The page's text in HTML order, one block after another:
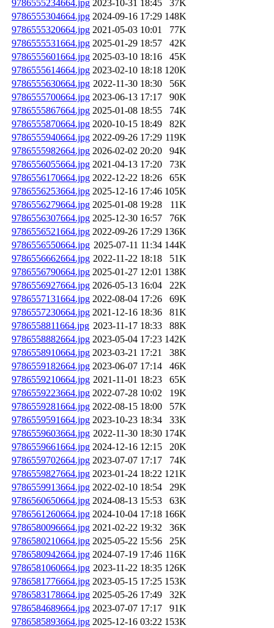
9786555234664.jpg 2023-10-31 18:45
37K
9786555304664.jpg 2024-09-16 17:29 148K
9786555320664.jpg 2021-05-03 10:01
77K
9786555531664.jpg 2025-01-29 18:57
42K
9786555601664.jpg 2025-03-10 18:16
45K
9786555614664.jpg 2023-02-10 18:18 120K
9786555630664.jpg 2022-11-30 18:30
56K
9786555700664.jpg 2023-06-13 17:17
90K
9786555867664.jpg 2025-01-08 18:55
74K
9786555870664.jpg 2020-10-15 18:49
82K
9786555940664.jpg 2022-09-26 17:29 119K
9786555982664.jpg 2026-02-02 20:20
94K
9786556055664.jpg 2021-04-13 17:20
73K
9786556170664.jpg 2022-12-22 18:26
65K
9786556253664.jpg 2025-12-16 17:46 105K
9786556279664.jpg 2025-01-08 19:28
11K
9786556307664.jpg 2025-12-30 16:57
76K
9786556521664.jpg 2022-09-26 17:29 136K
9786556550664.jpg 2025-07-11 11:34 144K
9786556662664.jpg 2022-11-22 18:18
51K
9786556790664.jpg 2025-01-27 12:01 138K
9786556927664.jpg 2026-05-13 16:04
22K
9786557131664.jpg 2022-08-04 17:26
69K
9786557230664.jpg 2021-12-16 18:36
81K
9786558811664.jpg 2023-11-17 18:33
88K
9786558882664.jpg 2023-05-04 17:23 142K
9786558910664.jpg 2023-03-21 17:21
38K
9786559182664.jpg 2023-06-07 17:14
46K
9786559210664.jpg 2021-11-01 18:23
65K
9786559223664.jpg 2022-07-28 10:02
19K
9786559281664.jpg 2022-08-15 18:00
57K
9786559591664.jpg 2023-10-23 18:34
33K
9786559603664.jpg 2022-11-30 18:30 174K
9786559661664.jpg 2024-12-16 12:15
20K
9786559702664.jpg 2023-07-07 17:17
74K
9786559827664.jpg 2023-01-24 18:22 121K
9786559913664.jpg 2022-02-10 18:54
29K
9786560650664.jpg 2024-08-13 15:53
63K
9786561260664.jpg 2024-10-04 17:18 166K
9786580096664.jpg 2021-02-22 19:32
36K
9786580210664.jpg 2025-05-22 15:56
25K
9786580942664.jpg 2024-07-19 17:46 116K
9786581060664.jpg 2023-11-22 18:35 126K
9786581776664.jpg 2023-05-15 17:25 153K
9786583178664.jpg 2025-05-26 17:49
32K
9786584689664.jpg 2023-07-07 17:17
91K
9786585893664.jpg 2025-12-16 03:22 153K